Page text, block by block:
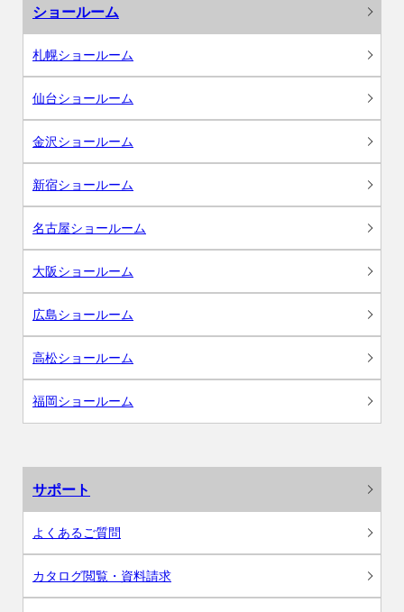
ショールーム
札幌ショールーム
仙台ショールーム
金沢ショールーム
新宿ショールーム
名古屋ショールーム
大阪ショールーム
広島ショールーム
高松ショールーム
福岡ショールーム
サポート
よくあるご質問
カタログ閲覧・資料請求